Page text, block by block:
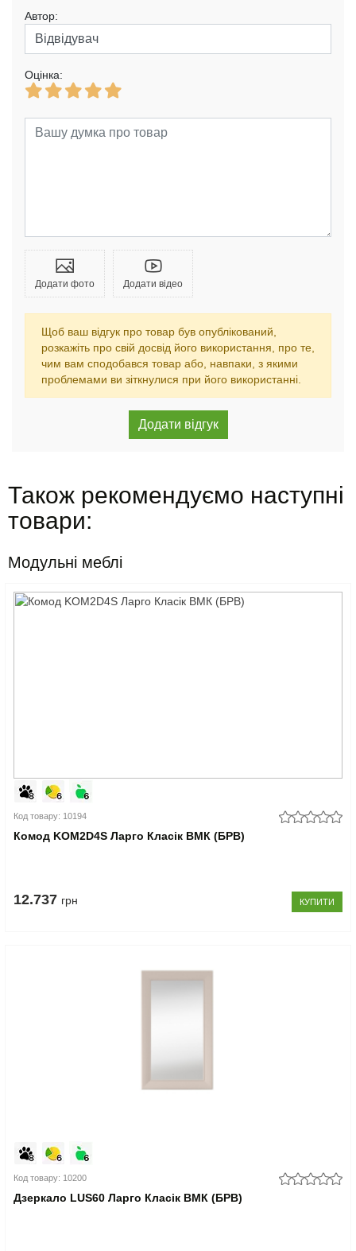
Автор:
Оцінка:
Додати фото Додати відео
Щоб ваш відгук про товар був опублікований,
розкажіть про свій досвід його використання, про те,
чим вам сподобався товар або, навпаки, з якими
проблемами ви зіткнулися при його використанні.
Також рекомендуємо наступні
товари:
Модульні меблі
Код товару: 10194
Комод KOM2D4S Ларго Класік ВМК (БРВ)
12.737 грн КУПИТИ
Код товару: 10200
Дзеркало LUS60 Ларго Класік ВМК (БРВ)